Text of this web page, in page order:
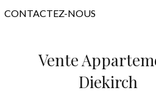
CONTACTEZ-NOUS
Vente
Diekirch